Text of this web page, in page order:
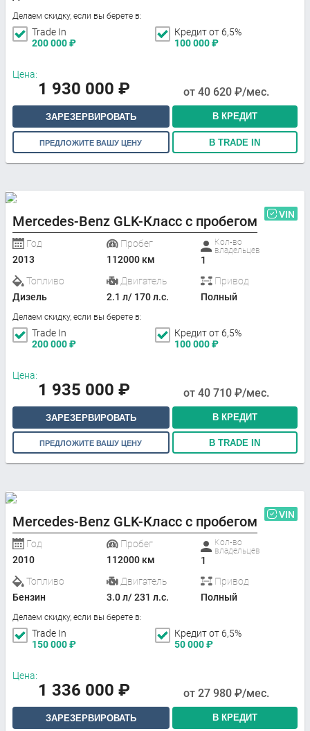
Делаем скидку, если вы берете в:
Trade In
200 000₽
Кредит от 6,5%
100 000₽
Цена:
1 930 000 ₽ от 40 620 ₽/мес.
ЗАРЕЗЕРВИРОВАТЬ В КРЕДИТ
ПРЕДЛОЖИТЕ ВАШУ ЦЕНУ В TRADE IN
Mercedes-Benz GLK-Класс с пробегом VIN
Год
2013
Пробег
112000 км
Кол-во
владельцев
1
Топливо
Дизель
Двигатель
2.1 л/ 170 л.с.
Привод
Полный
Делаем скидку, если вы берете в:
Trade In
200 000₽
Кредит от 6,5%
100 000₽
Цена:
1 935 000 ₽ от 40 710 ₽/мес.
ЗАРЕЗЕРВИРОВАТЬ В КРЕДИТ
ПРЕДЛОЖИТЕ ВАШУ ЦЕНУ В TRADE IN
Mercedes-Benz GLK-Класс с пробегом VIN
Год
2010
Пробег
112000 км
Кол-во
владельцев
1
Топливо
Бензин
Двигатель
3.0 л/ 231 л.с.
Привод
Полный
Делаем скидку, если вы берете в:
Trade In
150 000₽
Кредит от 6,5%
50 000₽
Цена:
1 336 000 ₽ от 27 980 ₽/мес.
ЗАРЕЗЕРВИРОВАТЬ В КРЕДИТ